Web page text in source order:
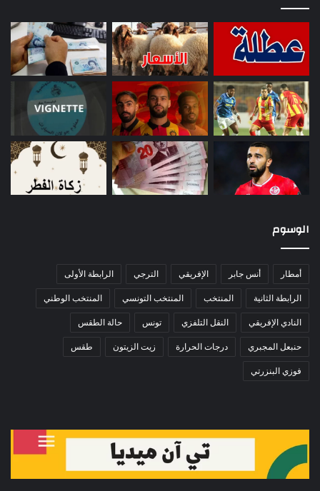
الوسوم
أمطار أنس جابر الإفريقي الترجي الرابطة الأولى
الرابطة الثانية المنتخب المنتخب التونسي المنتخب الوطني
النادي الإفريقي النقل التلفزي تونس حالة الطقس
حنبعل المجبري درجات الحرارة زيت الزيتون طقس
فوزي البنزرتي